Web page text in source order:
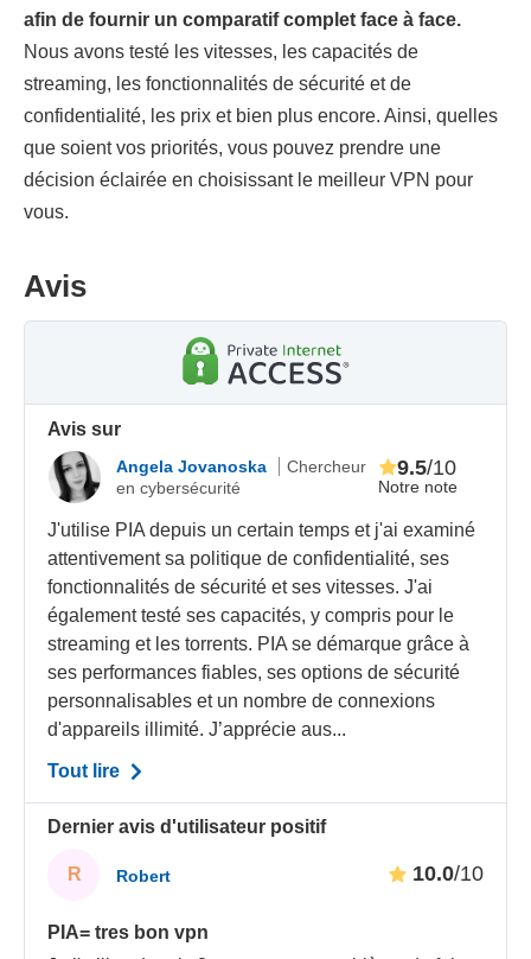
afin de fournir un comparatif complet face à face.
Nous avons testé les vitesses, les capacités de
streaming, les fonctionnalités de sécurité et de
confidentialité, les prix et bien plus encore. Ainsi, quelles
que soient vos priorités, vous pouvez prendre une
décision éclairée en choisissant le meilleur VPN pour
vous.
Avis
Avis sur
Angela Jovanoska
Chercheur
en cybersécurité
Notre note
9.5/10
J'utilise PIA depuis un certain temps et j'ai examiné
attentivement sa politique de confidentialité, ses
fonctionnalités de sécurité et ses vitesses. J'ai
également testé ses capacités, y compris pour le
streaming et les torrents. PIA se démarque grâce à
ses performances fiables, ses options de sécurité
personnalisables et un nombre de connexions
d'appareils illimité. J’apprécie aus...
Tout lire
Dernier avis d'utilisateur positif
R Robert 10.0/10
PIA= tres bon vpn